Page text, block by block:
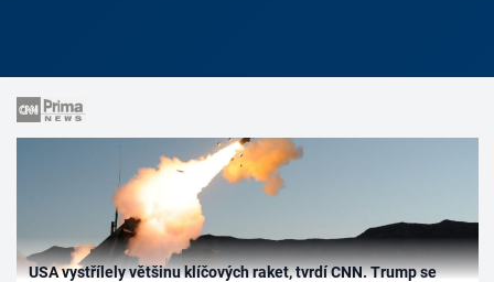
USA vystřílely většinu klíčových raket, tvrdí CNN. Trump se